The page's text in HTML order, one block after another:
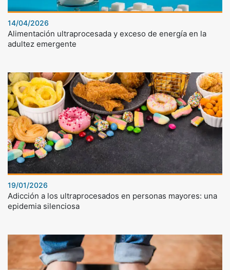
14/04/2026
Alimentación ultraprocesada y exceso de energía en la
adultez emergente
19/01/2026
Adicción a los ultraprocesados en personas mayores: una
epidemia silenciosa